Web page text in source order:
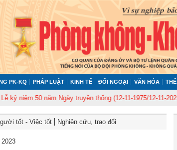
PK-KQ PHÁP LUẬT KINH TẾ ĐỐI NGOẠI VĂN HÓA
50 năm Ngày truyền thống (12-11-1975/12-11-2025)
tốt - Việc tốt Nghiên cứu, trao đổi